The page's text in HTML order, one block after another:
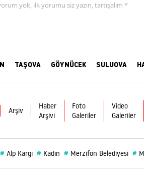
yok, ilk yorumu siz yazın, tartışalım *
TAŞOVA GÖYNÜCEK SULUOVA
Arşiv
Haber
Arşivi
Foto
Galeriler
Video
Galeriler
# Alp Kargı # Kadın # Merzifon Belediyesi #